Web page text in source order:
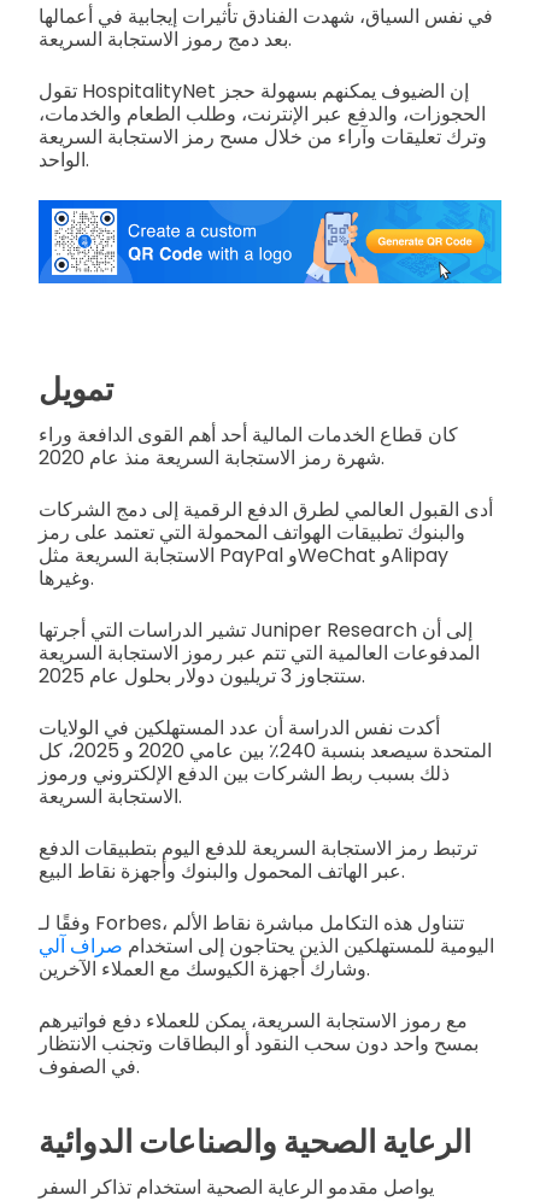
في نفس السياق، شهدت الفنادق تأثيرات إيجابية في أعمالها
بعد دمج رموز الاستجابة السريعة.
تقول HospitalityNet إن الضيوف يمكنهم بسهولة حجز
الحجوزات، والدفع عبر الإنترنت، وطلب الطعام والخدمات،
وترك تعليقات وآراء من خلال مسح رمز الاستجابة السريعة
الواحد.
تمويل
كان قطاع الخدمات المالية أحد أهم القوى الدافعة وراء
شهرة رمز الاستجابة السريعة منذ عام 2020.
أدى القبول العالمي لطرق الدفع الرقمية إلى دمج الشركات
والبنوك تطبيقات الهواتف المحمولة التي تعتمد على رمز
الاستجابة السريعة مثل PayPal وWeChat وAlipay
وغيرها.
تشير الدراسات التي أجرتها Juniper Research إلى أن
المدفوعات العالمية التي تتم عبر رموز الاستجابة السريعة
ستتجاوز 3 تريليون دولار بحلول عام 2025.
أكدت نفس الدراسة أن عدد المستهلكين في الولايات
المتحدة سيصعد بنسبة 240٪ بين عامي 2020 و 2025، كل
ذلك بسبب ربط الشركات بين الدفع الإلكتروني ورموز
الاستجابة السريعة.
ترتبط رمز الاستجابة السريعة للدفع اليوم بتطبيقات الدفع
عبر الهاتف المحمول والبنوك وأجهزة نقاط البيع.
وفقًا لـ Forbes، تتناول هذه التكامل مباشرة نقاط الألم
اليومية للمستهلكين الذين يحتاجون إلى استخدام صراف آلي
وشارك أجهزة الكيوسك مع العملاء الآخرين.
مع رموز الاستجابة السريعة، يمكن للعملاء دفع فواتيرهم
بمسح واحد دون سحب النقود أو البطاقات وتجنب الانتظار
في الصفوف.
الرعاية الصحية والصناعات الدوائية
يواصل مقدمو الرعاية الصحية استخدام تذاكر السفر